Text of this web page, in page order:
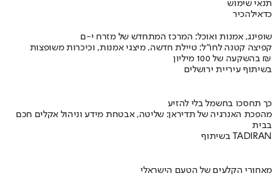
תנאי שימוש
כדאילהכיר
שופינג, אמנות ואוכל: המרכז המתחדש של מזרח י-ם
קפיצה קטנה לחו"ל: טיילת חדשה, מיצגי אמנות, וכיכרות משופצות
בהשקעה של 100 מיליון ₪
בשיתוף עיריית ירושלים
כך תחסכו בחשמל בלי להזיע
מהפכת האנרגיה של תדיראן: שליטה, אבטחת מידע וניהול אקלים חכם
בבית
בשיתוף TADIRAN
מאחורי הקלעים של הטעם הישראלי